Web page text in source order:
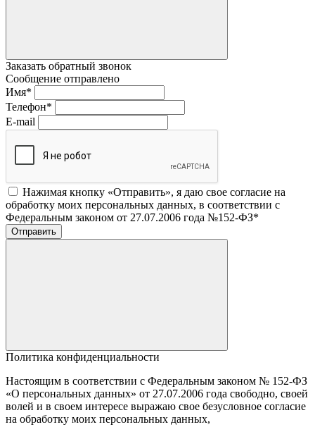
Заказать обратный звонок
Сообщение отправлено
Имя*
Телефон*
E-mail
Нажимая кнопку «Отправить», я даю свое согласие на
обработку моих персональных данных, в соответствии с
Федеральным законом от 27.07.2006 года №152-ФЗ*
Отправить
Политика конфиденциальности
Настоящим в соответствии с Федеральным законом № 152-ФЗ
«О персональных данных» от 27.07.2006 года свободно, своей
волей и в своем интересе выражаю свое безусловное согласие
на обработку моих персональных данных,